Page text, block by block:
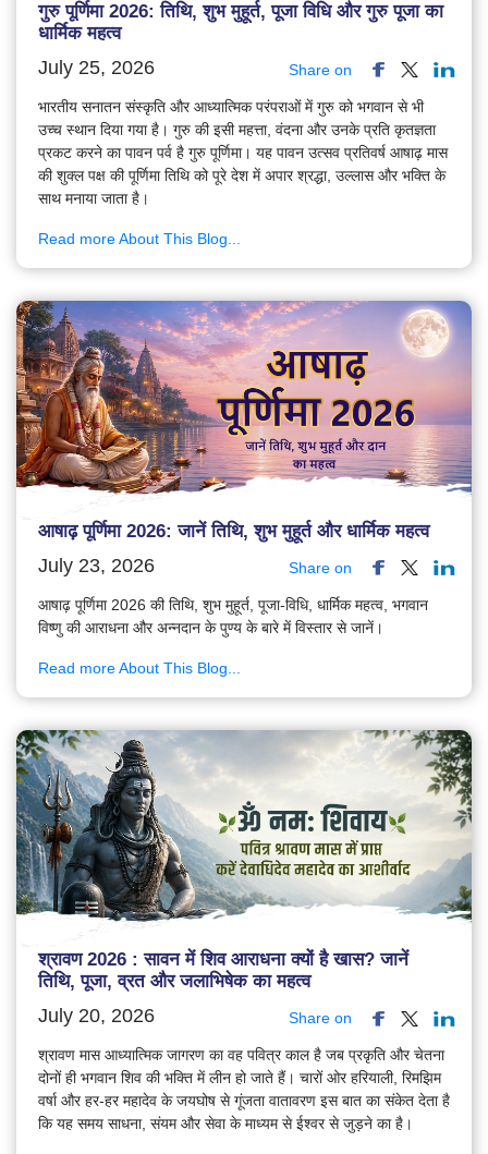
गुरु पूर्णिमा 2026: तिथि, शुभ मुहूर्त, पूजा विधि और गुरु पूजा का
धार्मिक महत्व
July 25, 2026 Share on
भारतीय सनातन संस्कृति और आध्यात्मिक परंपराओं में गुरु को भगवान से भी
उच्च स्थान दिया गया है। गुरु की इसी महत्ता, वंदना और उनके प्रति कृतज्ञता
प्रकट करने का पावन पर्व है गुरु पूर्णिमा। यह पावन उत्सव प्रतिवर्ष आषाढ़ मास
की शुक्ल पक्ष की पूर्णिमा तिथि को पूरे देश में अपार श्रद्धा, उल्लास और भक्ति के
साथ मनाया जाता है।
Read more About This Blog...
आषाढ़ पूर्णिमा 2026: जानें तिथि, शुभ मुहूर्त और धार्मिक महत्व
July 23, 2026 Share on
आषाढ़ पूर्णिमा 2026 की तिथि, शुभ मुहूर्त, पूजा-विधि, धार्मिक महत्व, भगवान
विष्णु की आराधना और अन्नदान के पुण्य के बारे में विस्तार से जानें।
Read more About This Blog...
श्रावण 2026 : सावन में शिव आराधना क्यों है खास? जानें
तिथि, पूजा, व्रत और जलाभिषेक का महत्व
July 20, 2026 Share on
श्रावण मास आध्यात्मिक जागरण का वह पवित्र काल है जब प्रकृति और चेतना
दोनों ही भगवान शिव की भक्ति में लीन हो जाते हैं। चारों ओर हरियाली, रिमझिम
वर्षा और हर-हर महादेव के जयघोष से गूंजता वातावरण इस बात का संकेत देता है
कि यह समय साधना, संयम और सेवा के माध्यम से ईश्वर से जुड़ने का है।